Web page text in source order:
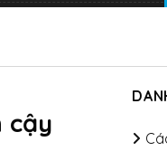
cậy